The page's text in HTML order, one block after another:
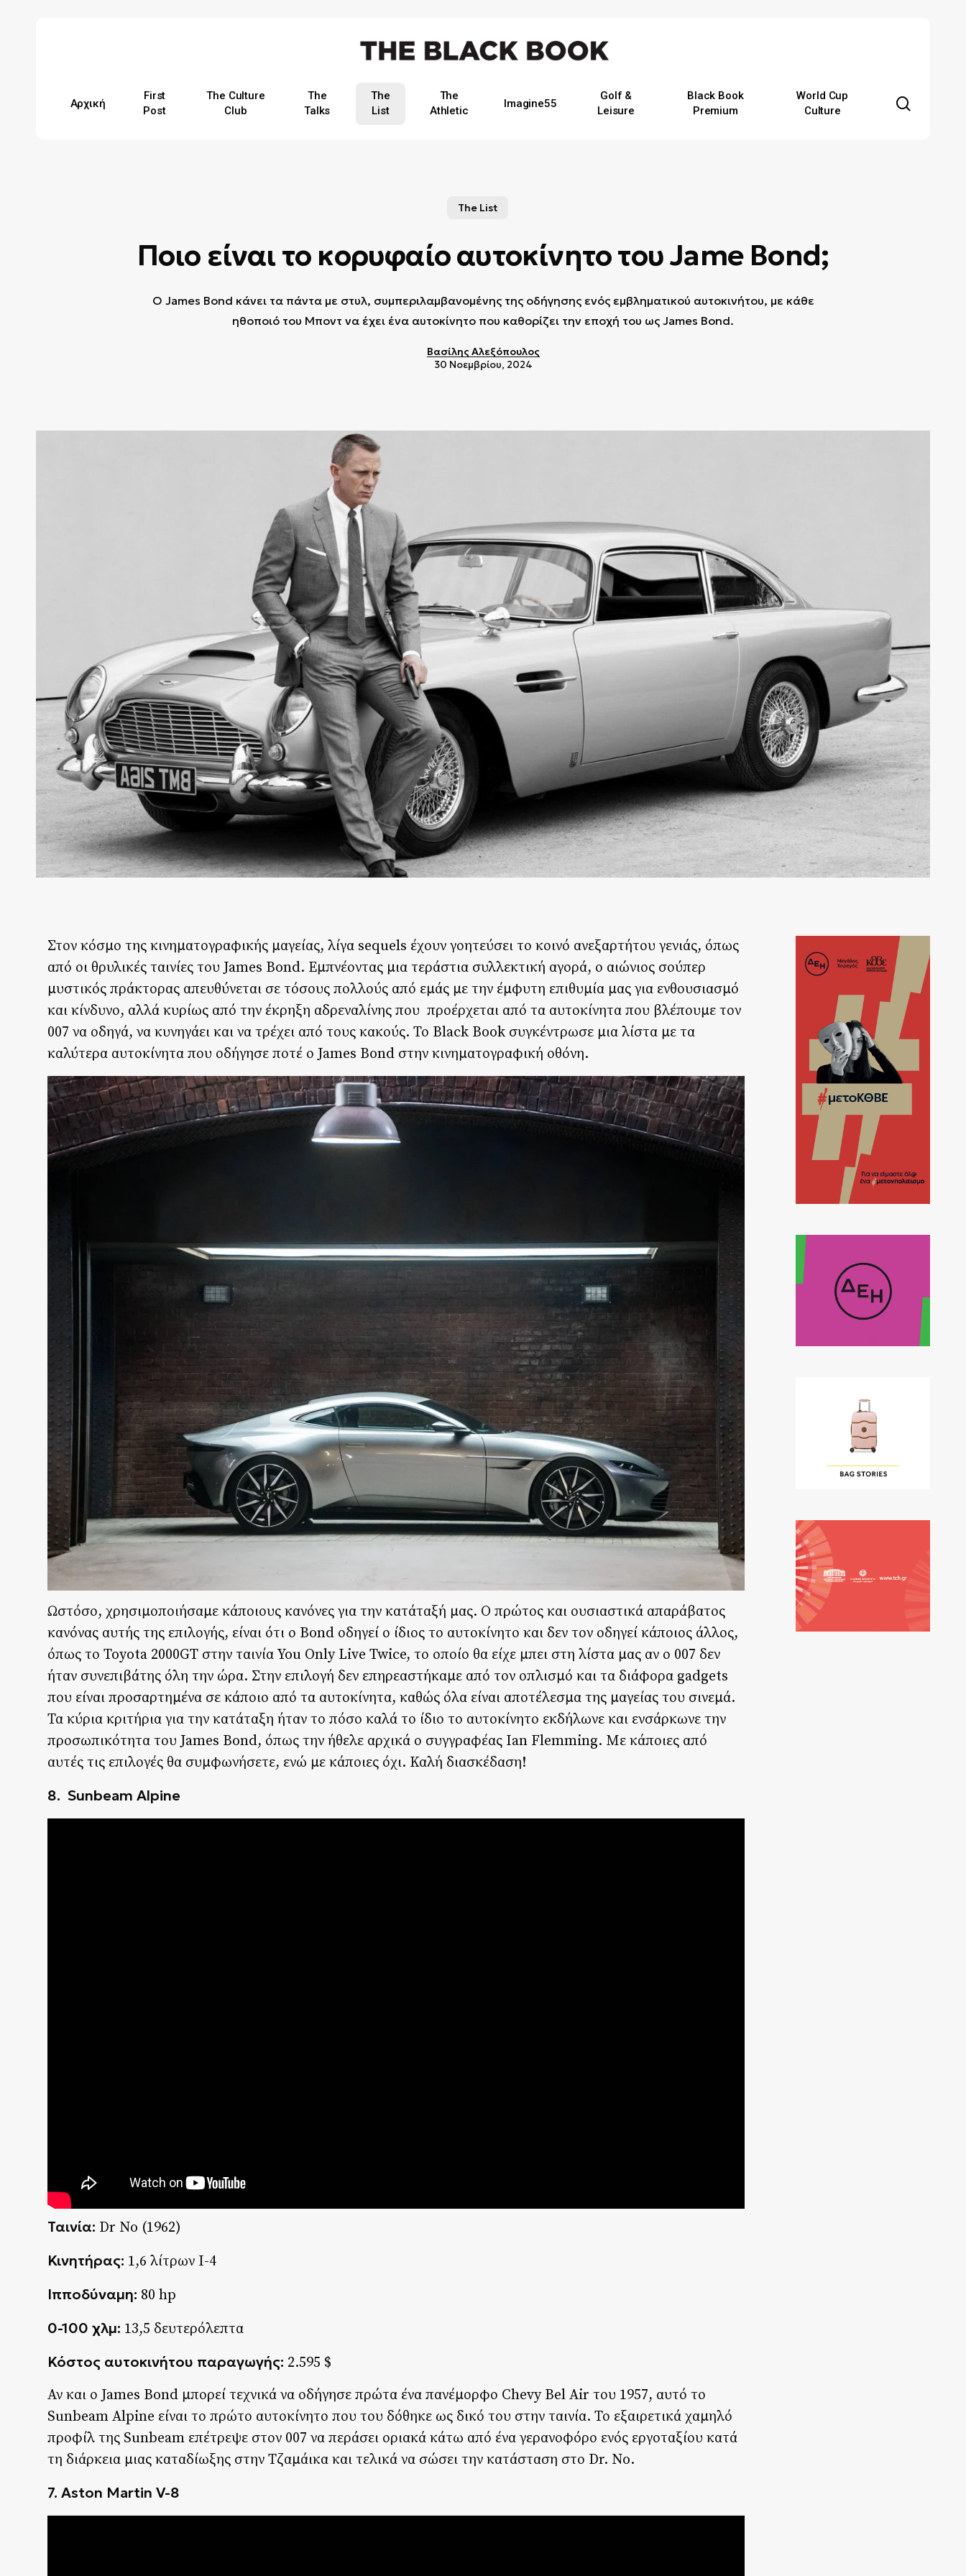
Αρχική
First
Post
The Culture
Club
The
Talks
The
List
The
Athletic
Imagine55
Golf &
Leisure
Black Book
Premium
World Cup
Culture
The List
Ποιο είναι το κορυφαίο αυτοκίνητο του Jame Bond;
Ο James Bond κάνει τα πάντα με στυλ, συμπεριλαμβανομένης της οδήγησης ενός εμβληματικού αυτοκινήτου, με κάθε
ηθοποιό του Μποντ να έχει ένα αυτοκίνητο που καθορίζει την εποχή του ως James Bond.
Βασίλης Αλεξόπουλος
30 Νοεμβρίου, 2024
Στον κόσμο της κινηματογραφικής μαγείας, λίγα sequels έχουν γοητεύσει το κοινό ανεξαρτήτου γενιάς, όπως
από οι θρυλικές ταινίες του James Bond. Εμπνέοντας μια τεράστια συλλεκτική αγορά, ο αιώνιος σούπερ
μυστικός πράκτορας απευθύνεται σε τόσους πολλούς από εμάς με την έμφυτη επιθυμία μας για ενθουσιασμό
και κίνδυνο, αλλά κυρίως από την έκρηξη αδρεναλίνης που προέρχεται από τα αυτοκίνητα που βλέπουμε τον
007 να οδηγά, να κυνηγάει και να τρέχει από τους κακούς. Το Black Book συγκέντρωσε μια λίστα με τα
καλύτερα αυτοκίνητα που οδήγησε ποτέ ο James Bond στην κινηματογραφική οθόνη.
Ωστόσο, χρησιμοποιήσαμε κάποιους κανόνες για την κατάταξή μας. Ο πρώτος και ουσιαστικά απαράβατος
κανόνας αυτής της επιλογής, είναι ότι ο Bond οδηγεί ο ίδιος το αυτοκίνητο και δεν τον οδηγεί κάποιος άλλος,
όπως το Toyota 2000GT στην ταινία You Only Live Twice, το οποίο θα είχε μπει στη λίστα μας αν ο 007 δεν
ήταν συνεπιβάτης όλη την ώρα. Στην επιλογή δεν επηρεαστήκαμε από τον οπλισμό και τα διάφορα gadgets
που είναι προσαρτημένα σε κάποιο από τα αυτοκίνητα, καθώς όλα είναι αποτέλεσμα της μαγείας του σινεμά.
Τα κύρια κριτήρια για την κατάταξη ήταν το πόσο καλά το ίδιο το αυτοκίνητο εκδήλωνε και ενσάρκωνε την
προσωπικότητα του James Bond, όπως την ήθελε αρχικά ο συγγραφέας Ian Flemming. Με κάποιες από
αυτές τις επιλογές θα συμφωνήσετε, ενώ με κάποιες όχι. Καλή διασκέδαση!
8. Sunbeam Alpine
Ταινία: Dr No (1962)
Κινητήρας: 1,6 λίτρων I-4
Ιπποδύναμη: 80 hp
0-100 χλμ: 13,5 δευτερόλεπτα
Κόστος αυτοκινήτου παραγωγής: 2.595 $
Αν και ο James Bond μπορεί τεχνικά να οδήγησε πρώτα ένα πανέμορφο Chevy Bel Air του 1957, αυτό το
Sunbeam Alpine είναι το πρώτο αυτοκίνητο που του δόθηκε ως δικό του στην ταινία. Το εξαιρετικά χαμηλό
προφίλ της Sunbeam επέτρεψε στον 007 να περάσει οριακά κάτω από ένα γερανοφόρο ενός εργοταξίου κατά
τη διάρκεια μιας καταδίωξης στην Τζαμάικα και τελικά να σώσει την κατάσταση στο Dr. No.
7. Aston Martin V-8